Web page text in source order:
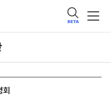
BETA